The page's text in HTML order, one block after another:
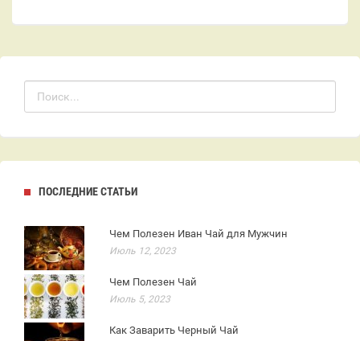
ПОСЛЕДНИЕ СТАТЬИ
Чем Полезен Иван Чай для Мужчин
Июль 12, 2023
Чем Полезен Чай
Июль 5, 2023
Как Заварить Черный Чай